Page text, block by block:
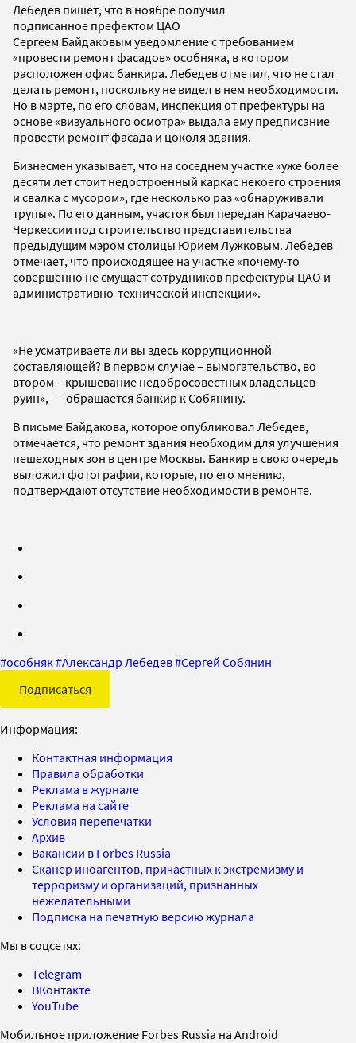
Лебедев пишет, что в ноябре получил
подписанное префектом ЦАО
Сергеем Байдаковым уведомление с требованием
«провести ремонт фасадов» особняка, в котором
расположен офис банкира. Лебедев отметил, что не стал
делать ремонт, поскольку не видел в нем необходимости.
Но в марте, по его словам, инспекция от префектуры на
основе «визуального осмотра» выдала ему предписание
провести ремонт фасада и цоколя здания.
Бизнесмен указывает, что на соседнем участке «уже более
десяти лет стоит недостроенный каркас некоего строения
и свалка с мусором», где несколько раз «обнаруживали
трупы». По его данным, участок был передан Карачаево-
Черкессии под строительство представительства
предыдущим мэром столицы Юрием Лужковым. Лебедев
отмечает, что происходящее на участке «почему-то
совершенно не смущает сотрудников префектуры ЦАО и
административно-технической инспекции».
«Не усматриваете ли вы здесь коррупционной
составляющей? В первом случае – вымогательство, во
втором – крышевание недобросовестных владельцев
руин», — обращается банкир к Собянину.
В письме Байдакова, которое опубликовал Лебедев,
отмечается, что ремонт здания необходим для улучшения
пешеходных зон в центре Москвы. Банкир в свою очередь
выложил фотографии, которые, по его мнению,
подтверждают отсутствие необходимости в ремонте.
#особняк#Александр Лебедев#Сергей Собянин
Подписаться
Информация:
Контактная информация
Правила обработки
Реклама в журнале
Реклама на сайте
Условия перепечатки
Архив
Вакансии в Forbes Russia
Сканер иноагентов, причастных к экстремизму и
терроризму и организаций, признанных
нежелательными
Подписка на печатную версию журнала
Мы в соцсетях:
Telegram
ВКонтакте
YouTube
Мобильное приложение Forbes Russia на Android